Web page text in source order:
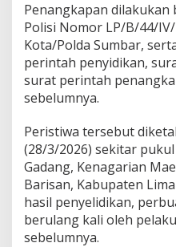
a
k
u
P
r
t
u
b
u
h
a
n
Penangkapan
Polisi Nomor LP/B/44/
Kota/Polda Sumbar,
perintah penyidikan,
surat perintah
sebelumnya.
Peristiwa tersebut
(28/3/2026) sekitar
Gadang, Kenagarian
Barisan, Kabupaten
hasil penyelidikan,
berulang kali oleh
sebelumnya.